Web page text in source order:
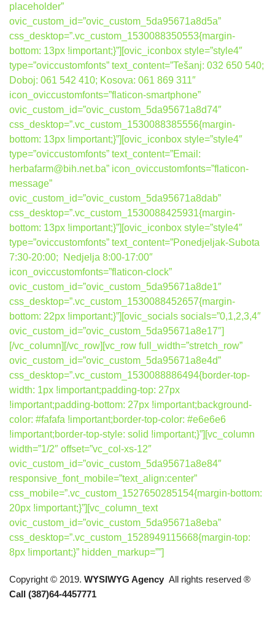
placeholder”
ovic_custom_id=”ovic_custom_5da95671a8d5a”
css_desktop=”.vc_custom_1530088350553{margin-
bottom: 13px !important;}”][ovic_iconbox style=”style4″
type=”oviccustomfonts” text_content=”Tešanj: 032 650 540;
Doboj: 061 542 410; Kosova: 061 869 311″
icon_oviccustomfonts=”flaticon-smartphone”
ovic_custom_id=”ovic_custom_5da95671a8d74″
css_desktop=”.vc_custom_1530088385556{margin-
bottom: 13px !important;}”][ovic_iconbox style=”style4″
type=”oviccustomfonts” text_content=”Email:
herbafarm@bih.net.ba” icon_oviccustomfonts=”flaticon-
message”
ovic_custom_id=”ovic_custom_5da95671a8dab”
css_desktop=”.vc_custom_1530088425931{margin-
bottom: 13px !important;}”][ovic_iconbox style=”style4″
type=”oviccustomfonts” text_content=”Ponedjeljak-Subota
7:30-20:00; Nedjelja 8:00-17:00″
icon_oviccustomfonts=”flaticon-clock”
ovic_custom_id=”ovic_custom_5da95671a8de1″
css_desktop=”.vc_custom_1530088452657{margin-
bottom: 22px !important;}”][ovic_socials socials=”0,1,2,3,4″
ovic_custom_id=”ovic_custom_5da95671a8e17″]
[/vc_column][/vc_row][vc_row full_width=”stretch_row”
ovic_custom_id=”ovic_custom_5da95671a8e4d”
css_desktop=”.vc_custom_1530088886494{border-top-
width: 1px !important;padding-top: 27px
!important;padding-bottom: 27px !important;background-
color: #fafafa !important;border-top-color: #e6e6e6
!important;border-top-style: solid !important;}”][vc_column
width=”1/2″ offset=”vc_col-xs-12″
ovic_custom_id=”ovic_custom_5da95671a8e84″
responsive_font_mobile=”text_align:center”
css_mobile=”.vc_custom_1527650285154{margin-bottom:
20px !important;}”][vc_column_text
ovic_custom_id=”ovic_custom_5da95671a8eba”
css_desktop=”.vc_custom_1528949115668{margin-top:
8px !important;}” hidden_markup=””]
Copyright © 2019. WYSIWYG Agency All rights reserved ®
Call (387)64-4457771